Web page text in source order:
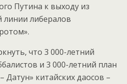
Путина к выходу из
линии либералов
что 3 000-летний
и 3 000-летний план
Датун» китайских даосов –